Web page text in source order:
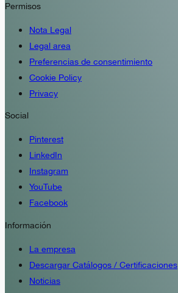
Permisos
Nota Legal
Legal area
Preferencias de consentimiento
Cookie Policy
Privacy
Social
Pinterest
LinkedIn
Instagram
YouTube
Facebook
Información
La empresa
Descargar Catálogos / Certificaciones
Noticias